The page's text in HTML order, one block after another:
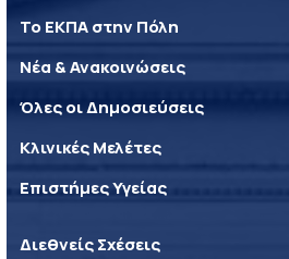
Το ΕΚΠΑ στην Πόλη
Νέα & Ανακοινώσεις
Όλες οι Δημοσιεύσεις
Κλινικές Μελέτες
Επιστήμες Υγείας
Διεθνείς Σχέσεις